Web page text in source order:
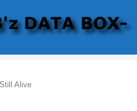
Alive